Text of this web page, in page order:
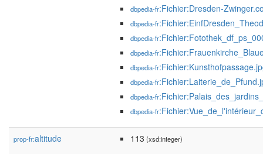
dbpedia-fr:Fichier:Dresden-
dbpedia-fr
dbpedia-fr
dbpedia-fr
dbpedia-fr
dbpedia-fr
dbpedia-fr
dbpedia-fr
prop-fr:altitude 113 (xsd:integer)